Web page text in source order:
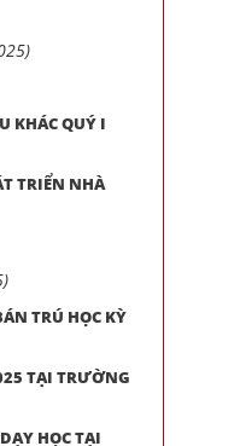
KHÁC QUÝ I
TRIỂN NHÀ
TRÚ HỌC KỲ
TẠI TRƯỜNG
HỌC TẠI